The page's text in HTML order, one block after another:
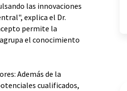
las innovaciones
explica el Dr.
permite la
el conocimiento
Además de la
cualificados,